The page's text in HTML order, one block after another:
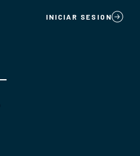
INICIAR SESION